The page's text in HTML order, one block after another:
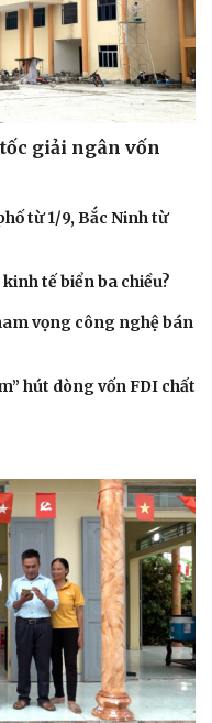
giải ngân vốn
từ 1/9, Bắc Ninh từ
tế biển ba chiều?
vọng công nghệ bán
hút dòng vốn FDI chất